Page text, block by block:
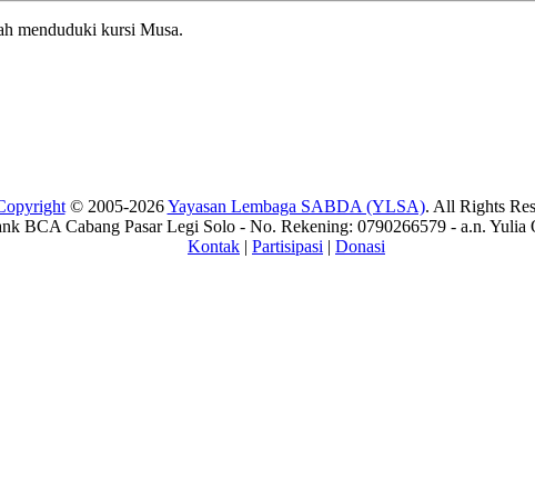
menduduki kursi Musa.
© 2005-2026Yayasan Lembaga SABDA (YLSA). All Rights
BCA Cabang Pasar Legi Solo - No. Rekening: 0790266579 - a.n. Yulia
Kontak | Partisipasi | Donasi